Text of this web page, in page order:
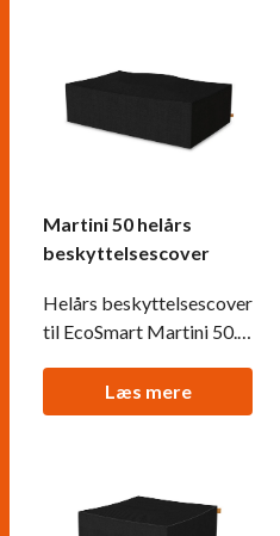
Martini 50 helårs
beskyttelsescover
Helårs beskyttelsescover
til EcoSmart Martini 50.
materiale, der passer på
din biopejs hvis den står
Læs mere